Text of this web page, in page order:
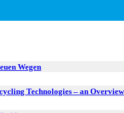
Wegen
Technologies – an Overview